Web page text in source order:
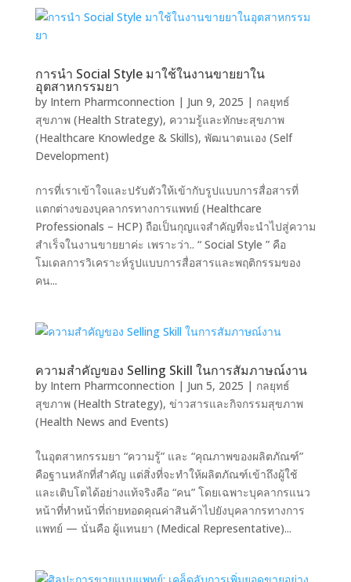
การนำ Social Style มาใช้ในงานขายยาใน
อุตสาหกรรมยา
by Intern Pharmconnection | Jun 9, 2025 | กลยุทธ์
สุขภาพ (Health Strategy), ความรู้และทักษะสุขภาพ
(Healthcare Knowledge & Skills), พัฒนาตนเอง (Self
Development)
การที่เราเข้าใจและปรับตัวให้เข้ากับรูปแบบการสื่อสารที่
แตกต่างของบุคลากรทางการแพทย์ (Healthcare
Professionals – HCP) ถือเป็นกุญแจสำคัญที่จะนำไปสู่ความ
สำเร็จในงานขายยาค่ะ เพราะว่า.. “ Social Style ” คือ
โมเดลการวิเคราะห์รูปแบบการสื่อสารและพฤติกรรมของ
คน...
ความสำคัญของ Selling Skill ในการสัมภาษณ์งาน
by Intern Pharmconnection | Jun 5, 2025 | กลยุทธ์
สุขภาพ (Health Strategy), ข่าวสารและกิจกรรมสุขภาพ
(Health News and Events)
ในอุตสาหกรรมยา “ความรู้” และ “คุณภาพของผลิตภัณฑ์”
คือฐานหลักที่สำคัญ แต่สิ่งที่จะทำให้ผลิตภัณฑ์เข้าถึงผู้ใช้
และเติบโตได้อย่างแท้จริงคือ “คน” โดยเฉพาะบุคลากรแนว
หน้าที่ทำหน้าที่ถ่ายทอดคุณค่าสินค้าไปยังบุคลากรทางการ
แพทย์ — นั่นคือ ผู้แทนยา (Medical Representative)...